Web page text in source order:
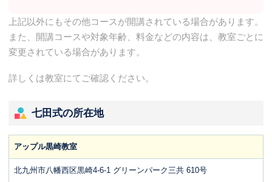
上記以外にもその他コースが開講されている場合があります。
また、開講コースや対象年齢、料金などの内容は、教室ごとに
変更されている場合があります。
詳しくは教室にてご確認ください。
七田式の所在地
アップル黒崎教室
北九州市八幡西区黒崎4-6-1 グリーンパーク三共 610号